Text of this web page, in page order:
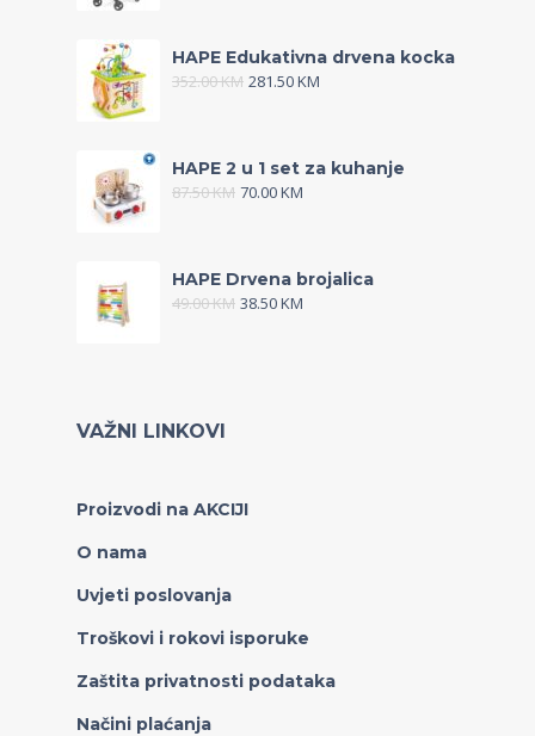
HAPE Edukativna drvena kocka
352.00KM 281.50KM
HAPE 2 u 1 set za kuhanje
87.50KM 70.00KM
HAPE Drvena brojalica
49.00KM 38.50KM
VAŽNI LINKOVI
Proizvodi na AKCIJI
O nama
Uvjeti poslovanja
Troškovi i rokovi isporuke
Zaštita privatnosti podataka
Načini plaćanja